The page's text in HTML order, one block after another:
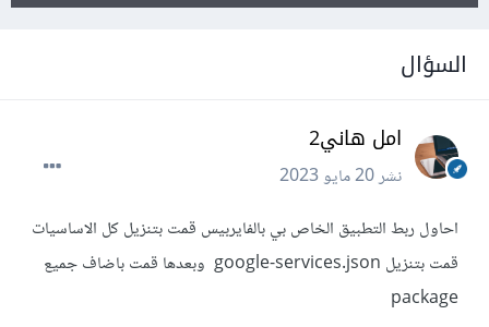
السؤال
امل هاني2
نشر20 مايو 2023
احاول ربط التطبيق الخاص بي بالفايربيس قمت بتنزيل كل الاساسيات
قمت بتنزيل google-services.json وبعدها قمت باضاف جميع
package